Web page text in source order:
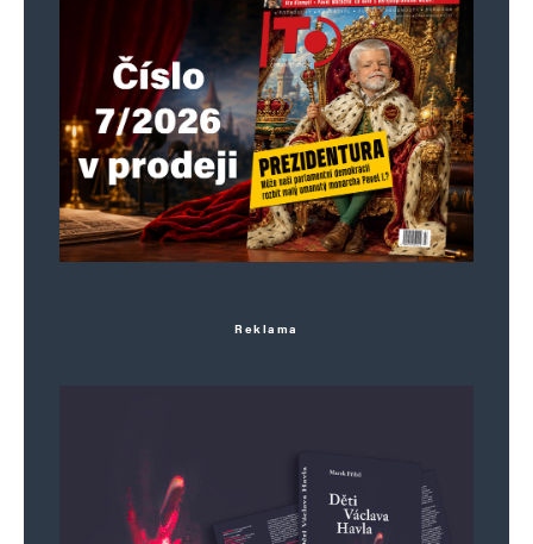
Reklama